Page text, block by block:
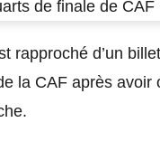
rapproché d’un
la CAF après